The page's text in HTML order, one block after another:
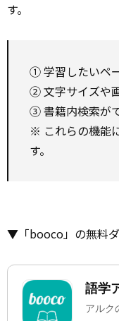
す。
① 学習したいペ
② 文字サイズや
③ 書籍内検索が
※ これらの機能
す。
▼「booco」の無料